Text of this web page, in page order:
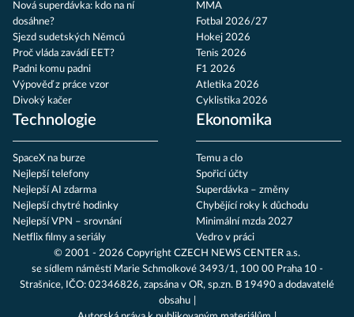
Nová superdávka: kdo na ní
dosáhne?
Sjezd sudetských Němců
Proč vláda zavádí EET?
Padni komu padni
Výpověď z práce vzor
Divoký kačer
MMA
Fotbal 2026/27
Hokej 2026
Tenis 2026
F1 2026
Atletika 2026
Cyklistika 2026
Technologie
SpaceX na burze
Nejlepší telefony
Nejlepší AI zdarma
Nejlepší chytré hodinky
Nejlepší VPN – srovnání
Netflix filmy a seriály
Ekonomika
Temu a clo
Spořicí účty
Superdávka – změny
Chybějící roky k důchodu
Minimální mzda 2027
Vedro v práci
© 2001 - 2026 Copyright CZECH NEWS CENTER a.s.
se sídlem náměstí Marie Schmolkové 3493/1, 100 00 Praha 10 -
Strašnice, IČO: 02346826, zapsána v OR, sp.zn. B 19490 a dodavatelé
obsahu